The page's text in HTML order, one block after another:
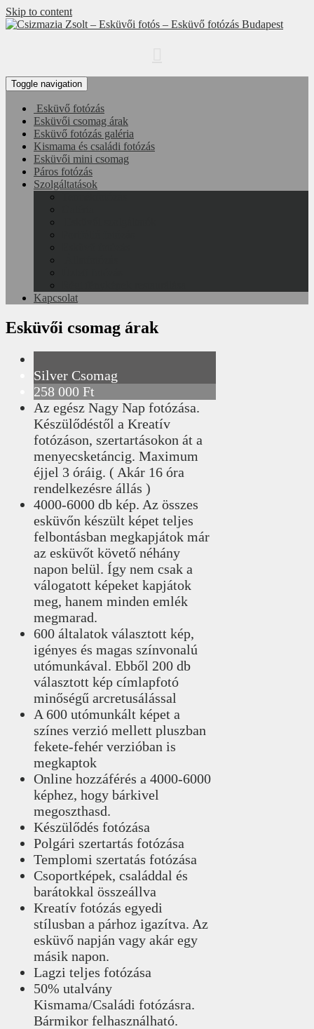
Skip to content
Toggle navigation
Esküvő fotózás
Esküvői csomag árak
Esküvő fotózás galéria
Kismama és családi fotózás
Esküvői mini csomag
Páros fotózás
Szolgáltatások
Kapcsolat
Esküvői csomag árak
Silver Csomag
258 000 Ft
Az egész Nagy Nap fotózása.
Készülődéstől a Kreatív
fotózáson, szertartásokon át a
menyecsketáncig. Maximum
éjjel 3 óráig. ( Akár 16 óra
rendelkezésre állás )
4000-6000 db kép. Az összes
esküvőn készült képet teljes
felbontásban megkapjátok már
az esküvőt követő néhány
napon belül. Így nem csak a
válogatott képeket kapjátok
meg, hanem minden emlék
megmarad.
600 általatok választott kép,
igényes és magas színvonalú
utómunkával. Ebből 200 db
választott kép címlapfotó
minőségű arcretusálással
A 600 utómunkált képet a
színes verzió mellett pluszban
fekete-fehér verzióban is
megkaptok
Online hozzáférés a 4000-6000
képhez, hogy bárkivel
megoszthasd.
Készülődés fotózása
Polgári szertartás fotózása
Templomi szertatás fotózása
Csoportképek, családdal és
barátokkal összeállva
Kreatív fotózás egyedi
stílusban a párhoz igazítva. Az
esküvő napján vagy akár egy
másik napon.
Lagzi teljes fotózása
50% utalvány
Kismama/Családi fotózásra.
Bármikor felhasználható.